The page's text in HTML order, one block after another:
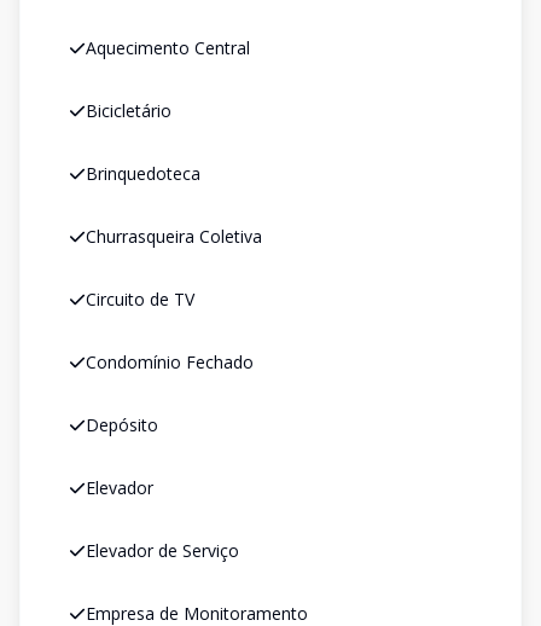
Aquecimento Central
Bicicletário
Brinquedoteca
Churrasqueira Coletiva
Circuito de TV
Condomínio Fechado
Depósito
Elevador
Elevador de Serviço
Empresa de Monitoramento